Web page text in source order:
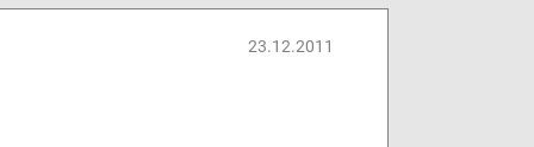
23.12.2011